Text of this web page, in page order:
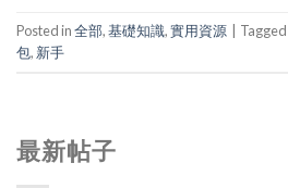
Posted in全部,基礎知識,實用資源 Tagged
包, 新手
最新帖子